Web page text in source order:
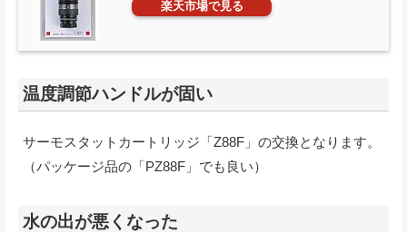
楽天市場で見る
温度調節ハンドルが固い
サーモスタットカートリッジ「Z88F」の交換となります。
（パッケージ品の「PZ88F」でも良い）
水の出が悪くなった